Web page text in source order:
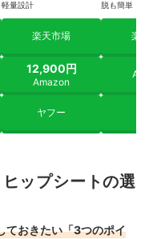
軽量設計
楽天市場
12,900円
Amazon
ヤフー
脱も簡単
楽
ップシートの選
ておきたい「3つのポイ